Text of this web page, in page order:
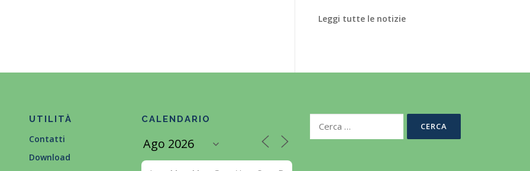
Leggi tutte le notizie
UTILITÀ
Contatti
Download
CALENDARIO
per: